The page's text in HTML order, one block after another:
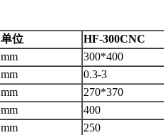
单位
HF-300CNC
mm
300*400
mm
0.3-3
mm
270*370
mm
400
mm
250